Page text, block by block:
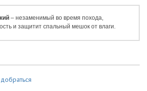
– незаменимый во время похода,
и защитит спальный мешок от влаги.